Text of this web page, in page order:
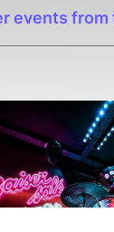
events